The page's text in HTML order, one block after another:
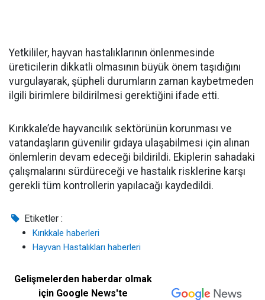
Yetkililer, hayvan hastalıklarının önlenmesinde
üreticilerin dikkatli olmasının büyük önem taşıdığını
vurgulayarak, şüpheli durumların zaman kaybetmeden
ilgili birimlere bildirilmesi gerektiğini ifade etti.
Kırıkkale’de hayvancılık sektörünün korunması ve
vatandaşların güvenilir gıdaya ulaşabilmesi için alınan
önlemlerin devam edeceği bildirildi. Ekiplerin sahadaki
çalışmalarını sürdüreceği ve hastalık risklerine karşı
gerekli tüm kontrollerin yapılacağı kaydedildi.
Etiketler :
Kırıkkale haberleri
Hayvan Hastalıkları haberleri
Gelişmelerden haberdar olmak
için Google News'te